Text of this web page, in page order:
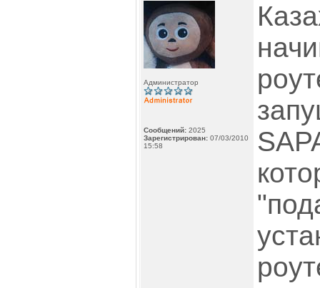
Администратор
Сообщений: 2025
Зарегистрирован: 07/03/2010
15:58